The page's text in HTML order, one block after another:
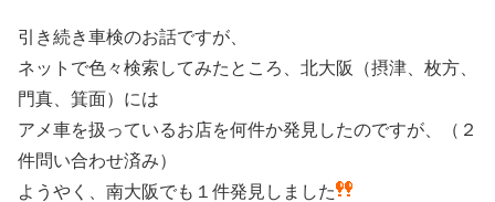
引き続き車検のお話ですが、
ネットで色々検索してみたところ、北大阪（摂津、枚方、
門真、箕面）には
アメ車を扱っているお店を何件か発見したのですが、（２
件問い合わせ済み）
ようやく、南大阪でも１件発見しました